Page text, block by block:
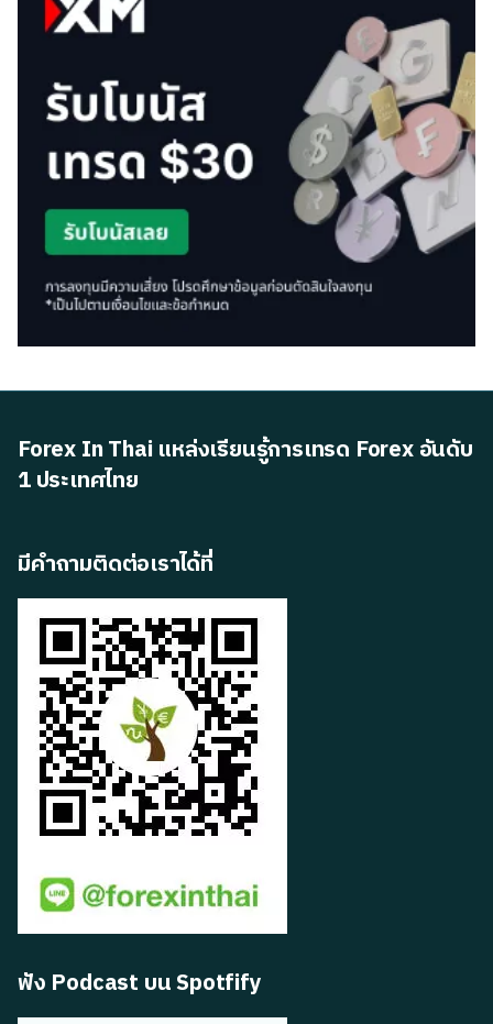
Forex In Thai แหล่งเรียนรู้การเทรด Forex อันดับ
1 ประเทศไทย
มีคำถามติดต่อเราได้ที่
ฟัง Podcast บน Spotfify